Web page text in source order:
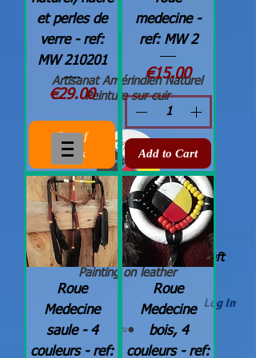
Artisanat Amérindien Naturel
Peinture sur cuir
Natural Native Américan Indian Craft
Painting on leather
Log In
et perles de
verre - ref:
MW 210201
Price
€29.00
Out of
Stock
medecine -
ref: MW 2
Price
€15.00
Add to Cart
Roue
Medecine
saule - 4
couleurs - ref:
Roue
Medecine
bois, 4
couleurs - ref: